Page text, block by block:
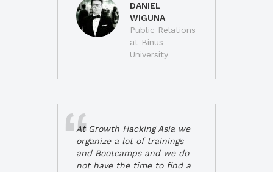
DANIEL
WIGUNA
Public Relations
at Binus
University
At Growth Hacking Asia we
organize a lot of trainings
and Bootcamps and we do
not have the time to find a